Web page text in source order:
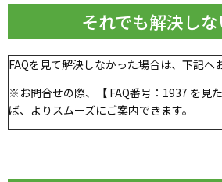
それでも解決し
FAQを見て解決しなかった場合は、下記へ
※お問合せの際、【 FAQ番号： 1937 を見
ば、よりスムーズにご案内できます。